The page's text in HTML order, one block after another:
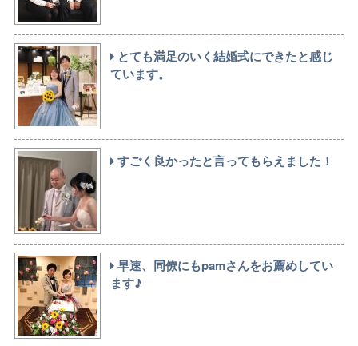
とても満足のいく結婚式にできたと感じ
ています。
すごく良かったと言ってもらえました！
早速、同僚にもpamさんをお薦めしてい
ます♪